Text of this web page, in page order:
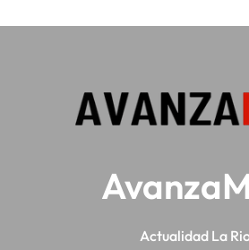
Actualidad La